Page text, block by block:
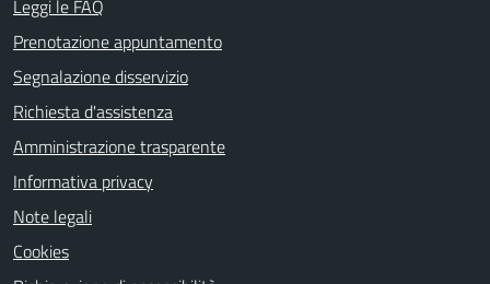
Leggi le FAQ
Prenotazione appuntamento
Segnalazione disservizio
Richiesta d'assistenza
Amministrazione trasparente
Informativa privacy
Note legali
Cookies